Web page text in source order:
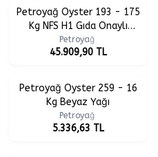
Petroyağ Oyster 193 - 175
Kg NFS H1 Gıda Onaylı
Beyaz Yağı
Petroyağ
45.909,90TL
Petroyağ Oyster 259 - 16
Kg Beyaz Yağı
Petroyağ
5.336,63 TL